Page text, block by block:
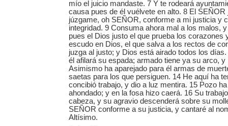
mío el juicio mandaste. 7 Y te rodeará
causa pues de él vuélvete en alto. 8 El
júzgame, oh SEÑOR, conforme a mi justicia y
integridad. 9 Consuma ahora mal a los malos,
pues el Dios justo el que prueba los corazones
escudo en Dios, el que salva a los rectos de
juzga al justo; y Dios está airado todos los
él afilará su espada; armado tiene ya su arco, y
Asimismo ha aparejado para él armas de
saetas para los que persiguen. 14 He aquí ha
concibió trabajo, y dio a luz mentira. 15 Pozo
ahondado; y en la fosa hizo caerá. 16 Su
cabeza, y su agravio descenderá sobre su
SEÑOR conforme a su justicia, y cantaré al
Altísimo.